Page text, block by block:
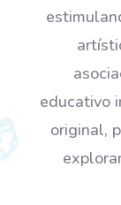
educativo
original,